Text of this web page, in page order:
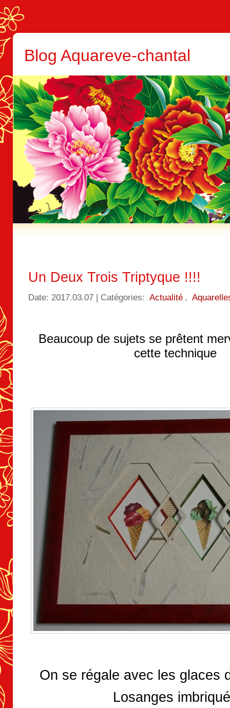
Blog Aquareve-chantal
Un Deux Trois Triptyque !!!!
Date: 2017.03.07 | Catégories: Actualité ,
Beaucoup de sujets se prêtent
cette technique
On se régale avec les glaces
Losanges